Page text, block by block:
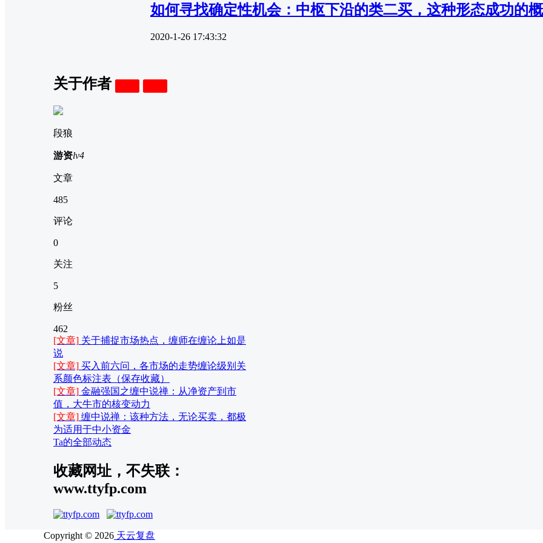
如何寻找确定性机会：中枢下沿的类二买，这种形态成功的
2020-1-26 17:43:32
关于作者
段狼
游资lv4
文章
485
评论
0
关注
5
粉丝
462
[文章] 关于捕捉市场热点，缠师在缠论上如是
说
[文章] 买入前六问，各市场的走势缠论级别关
系颜色标注表（保存收藏）
[文章] 金融强国之缠中说禅：从净资产到市
值，大牛市的核变动力
[文章] 缠中说禅：该种方法，无论买卖，都极
为适用于中小资金
Ta的全部动态
收藏网址，不失联：
www.ttyfp.com
Copyright © 2026 天云复盘